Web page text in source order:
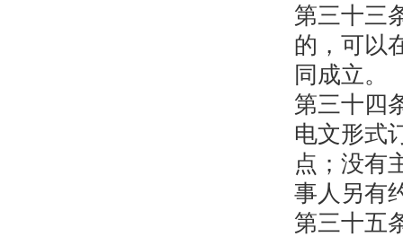
第三十三
的，可以
同成立。
第三十四
电文形式
点；没有
事人另有
第三十五